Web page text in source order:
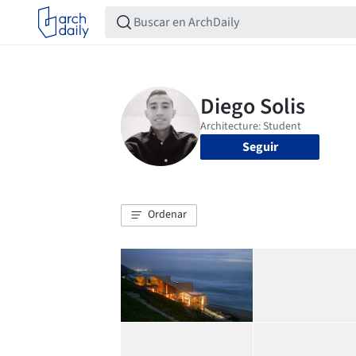
Seguir
Ordenar